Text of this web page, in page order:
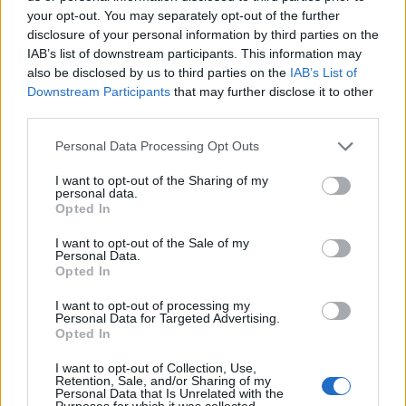
your opt-out. You may separately opt-out of the further
disclosure of your personal information by third parties on the
IAB’s list of downstream participants. This information may
also be disclosed by us to third parties on the IAB’s List of
Downstream Participants that may further disclose it to other
Personal Data Processing Opt Outs
I want to opt-out of the Sharing of my
personal data.
Opted In
I want to opt-out of the Sale of my
Personal Data.
Opted In
I want to opt-out of processing my
Personal Data for Targeted Advertising.
Opted In
I want to opt-out of Collection, Use,
Retention, Sale, and/or Sharing of my
Personal Data that Is Unrelated with the
мравояди
(1 мравояд,
2 тор)​
І: жълто​
подобрение
ІІ: оранжево​
-----​ ----​
Къщичка за
панда
(1 червена
панда, 2 тор)​
14​
обикн.
майстор
12:00
подобрение
Езерото на
фламингото
2 тор)​
14​
майстор
подобрение
І: жълто​
ІІ: оранжево​